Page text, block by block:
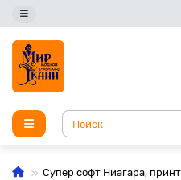
Супер софт Ниагара,